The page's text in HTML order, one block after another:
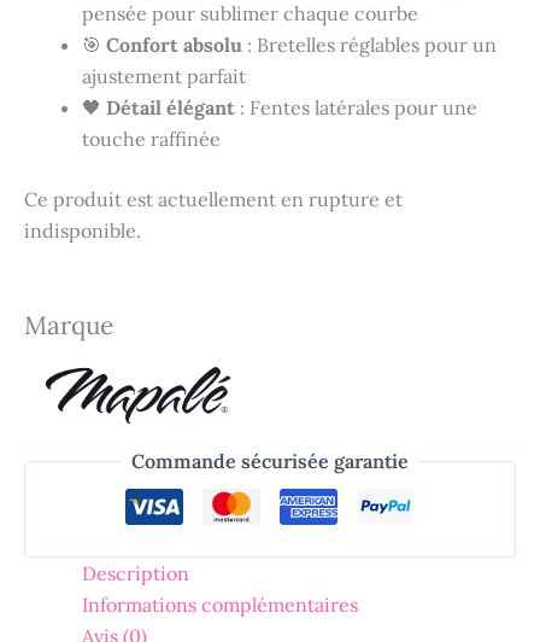
pensée pour sublimer chaque courbe
🎯 Confort absolu : Bretelles réglables pour un
ajustement parfait
🖤 Détail élégant : Fentes latérales pour une
touche raffinée
Ce produit est actuellement en rupture et
indisponible.
Marque
Commande sécurisée garantie
Description
Informations complémentaires
Avis (0)